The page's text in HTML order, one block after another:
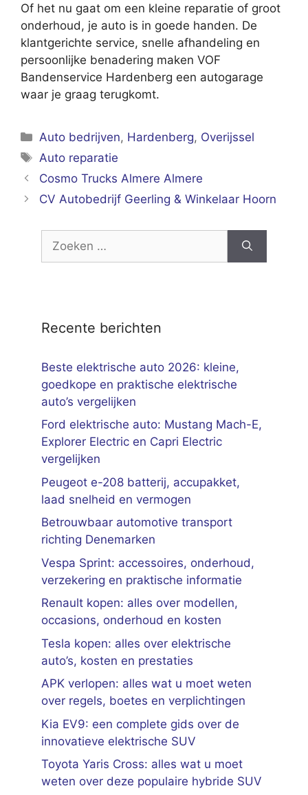
Of het nu gaat om een kleine reparatie of groot
onderhoud, je auto is in goede handen. De
klantgerichte service, snelle afhandeling en
persoonlijke benadering maken VOF
Bandenservice Hardenberg een autogarage
waar je graag terugkomt.
Categorieën
Auto bedrijven, Hardenberg, Overijssel
Tags
Auto reparatie
Cosmo Trucks Almere Almere
CV Autobedrijf Geerling & Winkelaar Hoorn
naar:
Recente berichten
Beste elektrische auto 2026: kleine,
goedkope en praktische elektrische
auto’s vergelijken
Ford elektrische auto: Mustang Mach-E,
Explorer Electric en Capri Electric
vergelijken
Peugeot e-208 batterij, accupakket,
laad snelheid en vermogen
Betrouwbaar automotive transport
richting Denemarken
Vespa Sprint: accessoires, onderhoud,
verzekering en praktische informatie
Renault kopen: alles over modellen,
occasions, onderhoud en kosten
Tesla kopen: alles over elektrische
auto’s, kosten en prestaties
APK verlopen: alles wat u moet weten
over regels, boetes en verplichtingen
Kia EV9: een complete gids over de
innovatieve elektrische SUV
Toyota Yaris Cross: alles wat u moet
weten over deze populaire hybride SUV